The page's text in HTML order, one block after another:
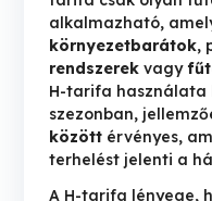
alkalmazható,
környezetbarátok,
rendszerekvagy
H-tarifa használata
szezonban,
között érvényes,
terhelést jelenti a
A H-tarifa lényege,